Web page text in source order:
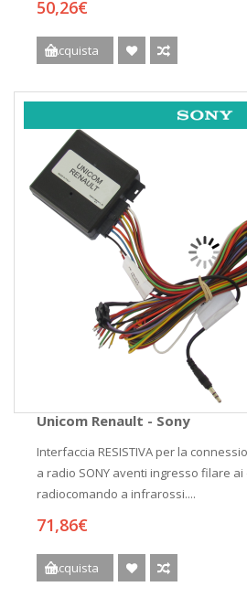
50,26€
Acquista
Unicom Renault - Sony
Interfaccia RESISTIVA per la
a radio SONY aventi ingresso filare
radiocomando a infrarossi....
71,86€
Acquista